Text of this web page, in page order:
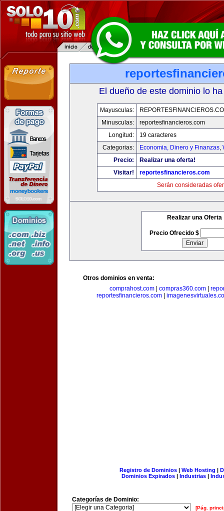
El dueño de este dominio lo
Mayusculas:
Minusculas:
reportesfinancieros.com
Longitud:
19 caracteres
Categorias:
Economia, Dinero y Finanzas,
Precio:
Realizar una oferta!
Visitar!
reportesfinancieros.com
Serán consideradas
Realizar una Oferta
Precio Ofrecido $
Otros dominios en venta:
comprahost.com| compras360.com|
reportesfinancieros.com
Registro de Dominios| Web Hosting |
Dominios Expirados | Industrias |
Categorías de Dominio:
[Pág.